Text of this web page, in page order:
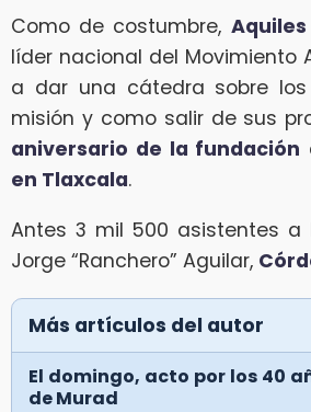
Como de costumbre,
líder nacional del Movimiento
a dar una cátedra sobre los
misión y como salir de sus
aniversario de la fundación
en Tlaxcala.
Antes 3 mil 500 asistentes a
Jorge “Ranchero” Aguilar,
Más artículos del autor
El domingo, acto por los 40
de Murad